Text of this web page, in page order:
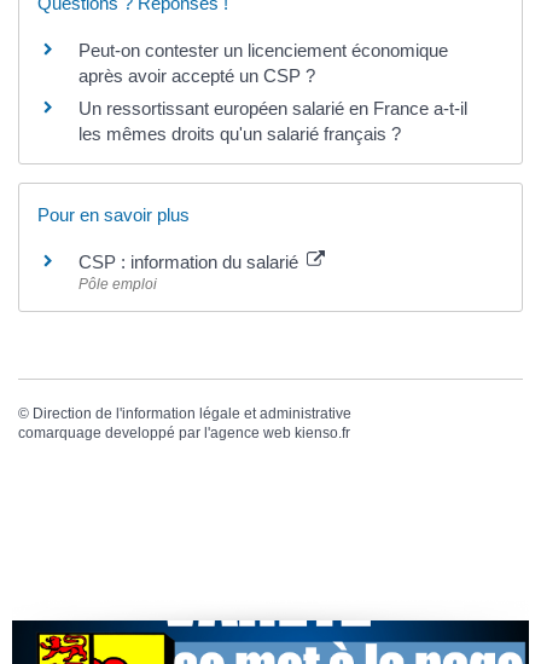
Peut-on contester un licenciement économique
après avoir accepté un CSP ?
Un ressortissant européen salarié en France a-t-il
les mêmes droits qu'un salarié français ?
Pour en savoir plus
CSP : information du salarié
Pôle emploi
© Direction de l'information légale et administrative
comarquage developpé par l'agence web kienso.fr